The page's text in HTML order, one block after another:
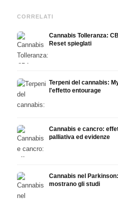
CORRELATI
Cannabis Tolleranza:
Reset spieglati
Terpeni del cannabis:
l'effetto entourage
Cannabis e cancro:
palliativa ed evidenze
Cannabis nel
mostrano gli studi